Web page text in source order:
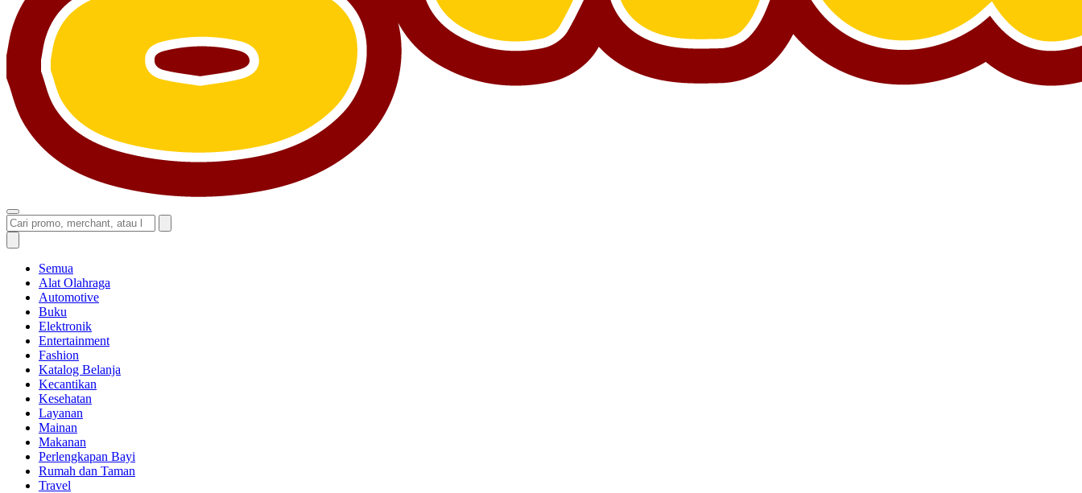
Semua
Alat Olahraga
Automotive
Buku
Elektronik
Entertainment
Fashion
Katalog Belanja
Kecantikan
Kesehatan
Layanan
Mainan
Makanan
Perlengkapan Bayi
Rumah dan Taman
Travel